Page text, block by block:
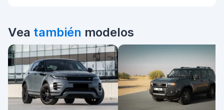
Vea también modelos